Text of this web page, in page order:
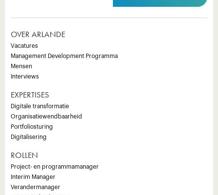
OVER ARLANDE
Vacatures
Management Development Programma
Mensen
Interviews
EXPERTISES
Digitale transformatie
Organisatiewendbaarheid
Portfoliosturing
Digitalisering
ROLLEN
Project- en programmamanager
Interim Manager
Verandermanager